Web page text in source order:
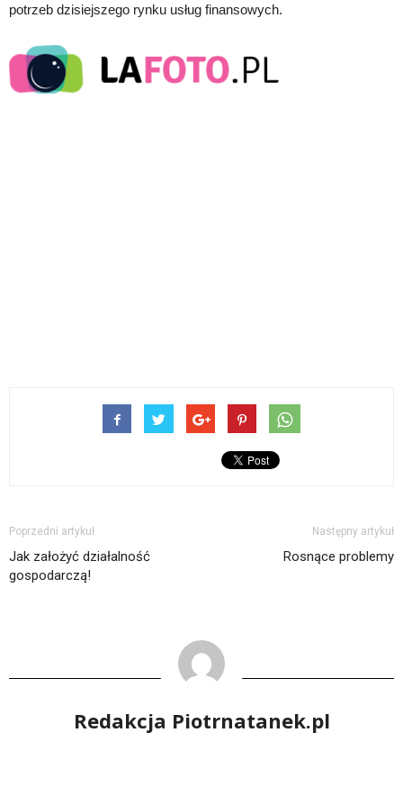
potrzeb dzisiejszego rynku usług finansowych.
Poprzedni artykuł
Jak założyć działalność
gospodarczą!
Następny artykuł
Rosnące problemy
Redakcja Piotrnatanek.pl